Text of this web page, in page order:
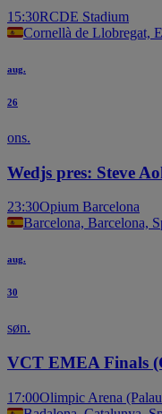
15:30RCDE Stadium
Cornellà de Llobregat,
aug.
26
ons.
Wedjs pres: Steve
23:30Opium Barcelona
Barcelona, Barcelona,
aug.
30
søn.
VCT EMEA Finals
17:00Olimpic Arena